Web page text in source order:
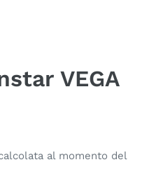
VEGA
al momento del